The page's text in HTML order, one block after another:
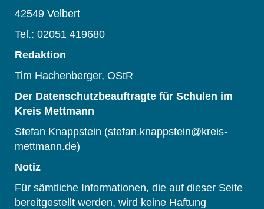
42549 Velbert
Tel.: 02051 419680
Redaktion
Tim Hachenberger, OStR
Der Datenschutzbeauftragte für Schulen im
Kreis Mettmann
Stefan Knappstein (stefan.knappstein@kreis-
mettmann.de)
Notiz
Für sämtliche Informationen, die auf dieser Seite
bereitgestellt werden, wird keine Haftung